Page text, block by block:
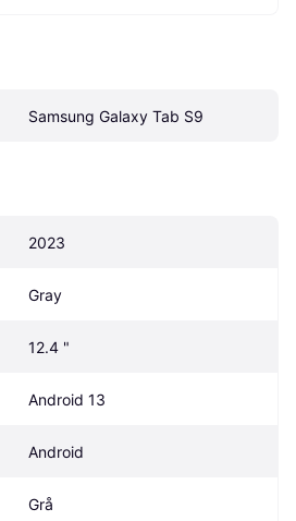
Samsung Galaxy Tab S9
2023
Gray
12.4 "
Android 13
Android
Grå